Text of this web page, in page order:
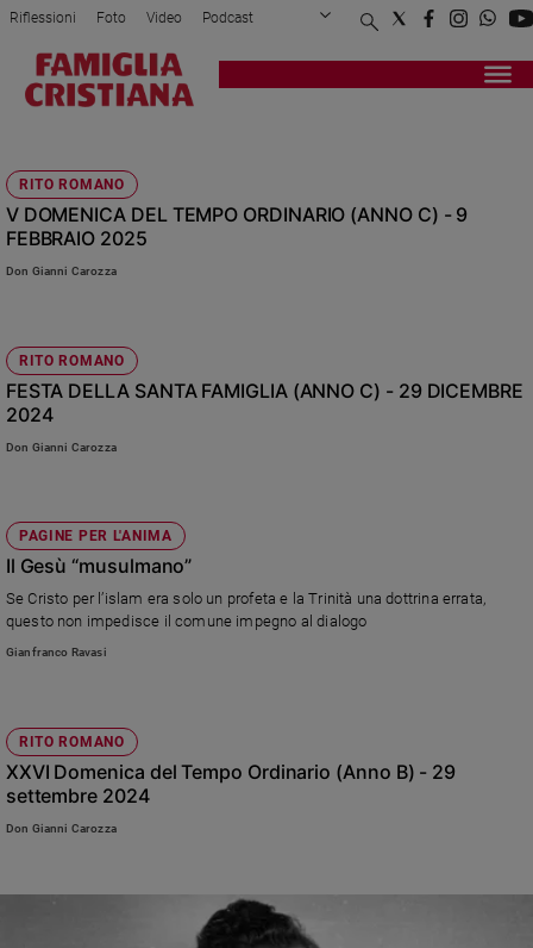
Attualità
Politica
Mondo
Economia
Legalità
Sport
Interviste
Papa
Chiesa
Chiesa
Fede
e
Devozione
e
fede
Santo
Riflessioni Foto Video Podcast
Privacy Policy Chi siamo
Registrati Redazione
RITO ROMANO
V DOMENICA DEL TEMPO ORDINARIO (ANNO C) - 9
FEBBRAIO 2025
Don Gianni Carozza
RITO ROMANO
FESTA DELLA SANTA FAMIGLIA (ANNO C) - 29 DICEMBRE
2024
Don Gianni Carozza
PAGINE PER L'ANIMA
Il Gesù “musulmano”
Se Cristo per l’islam era solo un profeta e la Trinità una dottrina errata,
questo non impedisce il comune impegno al dialogo
Gianfranco Ravasi
RITO ROMANO
XXVI Domenica del Tempo Ordinario (Anno B) - 29
settembre 2024
Don Gianni Carozza